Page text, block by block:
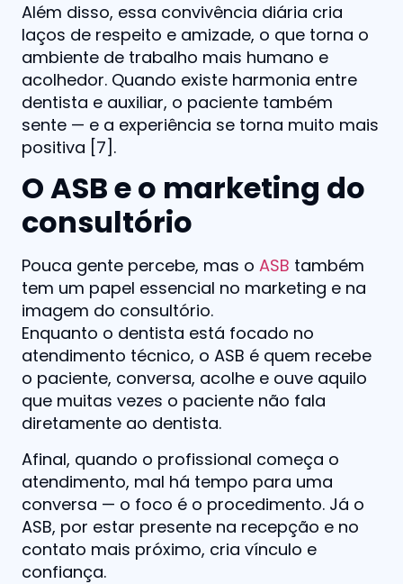
Além disso, essa convivência diária cria
laços de respeito e amizade, o que torna o
ambiente de trabalho mais humano e
acolhedor. Quando existe harmonia entre
dentista e auxiliar, o paciente também
sente — e a experiência se torna muito mais
positiva [7].
O ASB e o marketing do
consultório
Pouca gente percebe, mas o ASB também
tem um papel essencial no marketing e na
imagem do consultório.
Enquanto o dentista está focado no
atendimento técnico, o ASB é quem recebe
o paciente, conversa, acolhe e ouve aquilo
que muitas vezes o paciente não fala
diretamente ao dentista.
Afinal, quando o profissional começa o
atendimento, mal há tempo para uma
conversa — o foco é o procedimento. Já o
ASB, por estar presente na recepção e no
contato mais próximo, cria vínculo e
confiança.